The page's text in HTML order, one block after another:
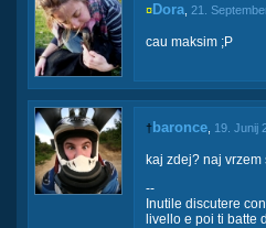
¤ Dora 21.
cau maksim ;P
†baronce 19. Junij
kaj zdej? naj vrzem
--
Inutile discutere
livello e poi ti batte